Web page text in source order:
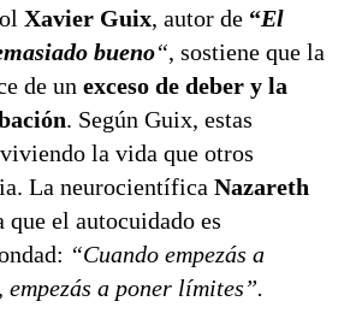
Xavier Guix, autor de “El
bueno“, sostiene que la
de un exceso de deber y la
. Según Guix, estas
la vida que otros
La neurocientífica Nazareth
que el autocuidado es
“Cuando empezás a
a poner límites”.